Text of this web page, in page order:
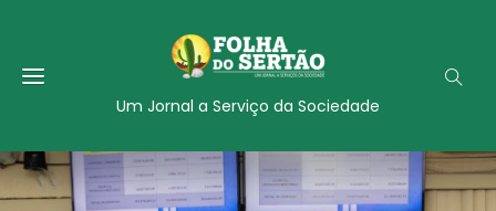
Um Jornal a Serviço da Sociedade